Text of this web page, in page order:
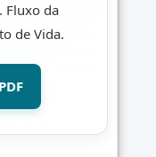
Fluxo da
de Vida.